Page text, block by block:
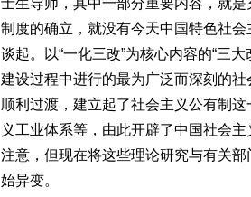
士生导师，其中一部分重要内容，就
制度的确立，就没有今天中国特色社
谈起。以“一化三改”为核心内容的“三
建设过程中进行的最为广泛而深刻的
顺利过渡，建立起了社会主义公有制
义工业体系等，由此开辟了中国社会
注意，但现在将这些理论研究与有关
始异变。